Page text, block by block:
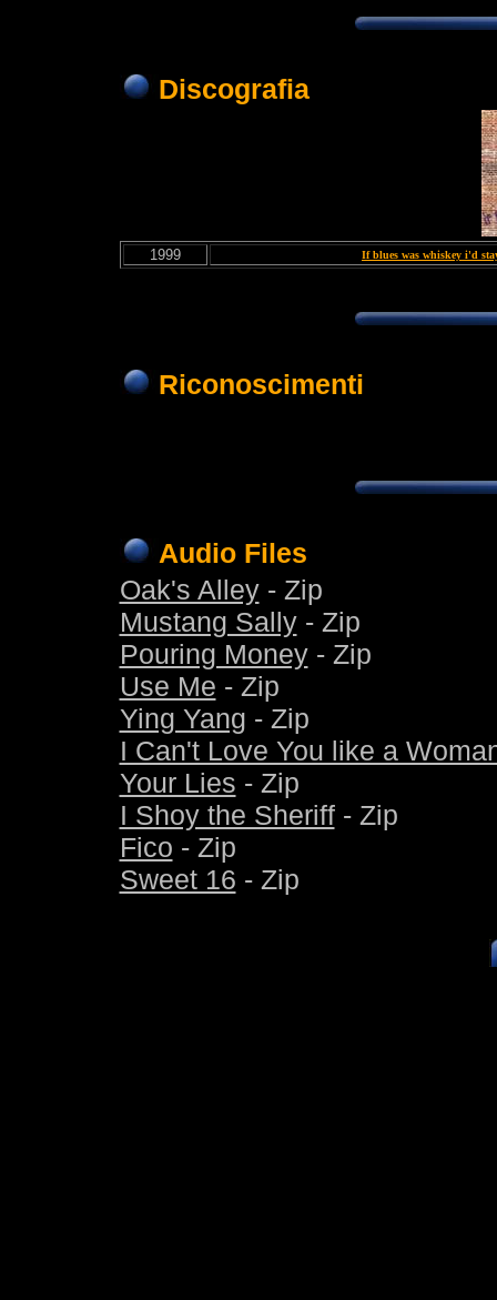
Discografia
1999 If blues was whiskey i'd
Riconoscimenti
Audio Files
Oak's Alley- Zip
Mustang Sally- Zip
Pouring Money- Zip
Use Me - Zip
Ying Yang - Zip
I Can't Love You like a
Your Lies - Zip
I Shoy the Sheriff- Zip
Fico - Zip
Sweet 16 - Zip